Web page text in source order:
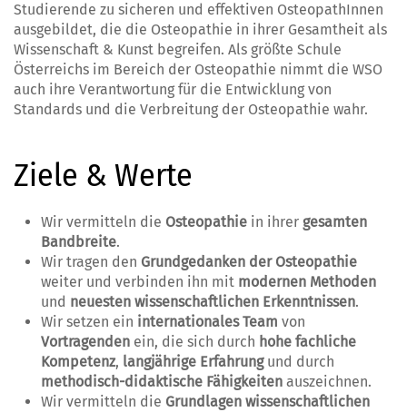
Studierende zu sicheren und effektiven OsteopathInnen
ausgebildet, die die Osteopathie in ihrer Gesamtheit als
Wissenschaft & Kunst begreifen. Als größte Schule
Österreichs im Bereich der Osteopathie nimmt die WSO
auch ihre Verantwortung für die Entwicklung von
Standards und die Verbreitung der Osteopathie wahr.
Ziele & Werte
Wir vermitteln die Osteopathie in ihrer gesamten
Bandbreite.
Wir tragen den Grundgedanken der Osteopathie
weiter und verbinden ihn mit modernen Methoden
und neuesten wissenschaftlichen Erkenntnissen.
Wir setzen ein internationales Team von
Vortragenden ein, die sich durch hohe fachliche
Kompetenz, langjährige Erfahrungund durch
methodisch-didaktische Fähigkeiten auszeichnen.
Wir vermitteln die Grundlagen wissenschaftlichen